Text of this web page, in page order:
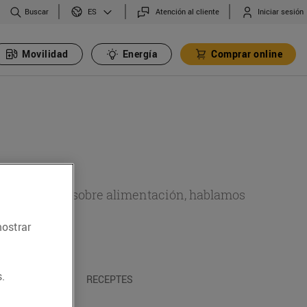
Buscar ES Atención al cliente Iniciar sesión
Movilidad Energía Comprar online
actualidad sobre alimentación, hablamos
I TRADICIONS RECEPTES